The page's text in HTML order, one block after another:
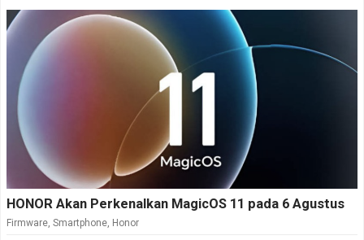
HONOR Akan Perkenalkan MagicOS 11 pada 6 Agustus
Firmware, Smartphone, Honor